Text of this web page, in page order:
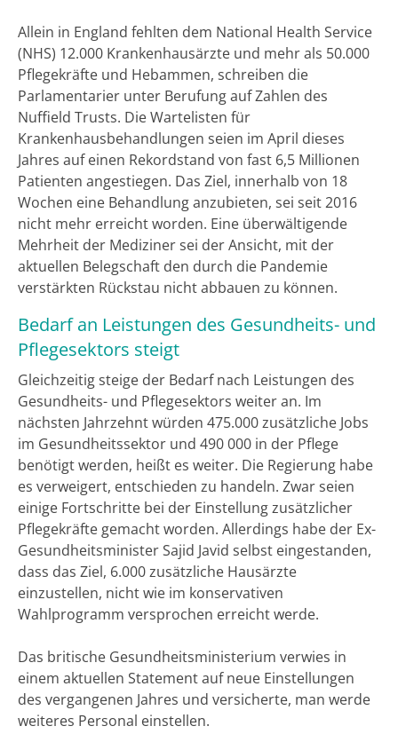
Allein in England fehlten dem National Health Service
(NHS) 12.000 Krankenhausärzte und mehr als 50.000
Pflegekräfte und Hebammen, schreiben die
Parlamentarier unter Berufung auf Zahlen des
Nuffield Trusts. Die Wartelisten für
Krankenhausbehandlungen seien im April dieses
Jahres auf einen Rekordstand von fast 6,5 Millionen
Patienten angestiegen. Das Ziel, innerhalb von 18
Wochen eine Behandlung anzubieten, sei seit 2016
nicht mehr erreicht worden. Eine überwältigende
Mehrheit der Mediziner sei der Ansicht, mit der
aktuellen Belegschaft den durch die Pandemie
verstärkten Rückstau nicht abbauen zu können.
Bedarf an Leistungen des Gesundheits- und
Pflegesektors steigt
Gleichzeitig steige der Bedarf nach Leistungen des
Gesundheits- und Pflegesektors weiter an. Im
nächsten Jahrzehnt würden 475.000 zusätzliche Jobs
im Gesundheitssektor und 490 000 in der Pflege
benötigt werden, heißt es weiter. Die Regierung habe
es verweigert, entschieden zu handeln. Zwar seien
einige Fortschritte bei der Einstellung zusätzlicher
Pflegekräfte gemacht worden. Allerdings habe der Ex-
Gesundheitsminister Sajid Javid selbst eingestanden,
dass das Ziel, 6.000 zusätzliche Hausärzte
einzustellen, nicht wie im konservativen
Wahlprogramm versprochen erreicht werde.
Das britische Gesundheitsministerium verwies in
einem aktuellen Statement auf neue Einstellungen
des vergangenen Jahres und versicherte, man werde
weiteres Personal einstellen.